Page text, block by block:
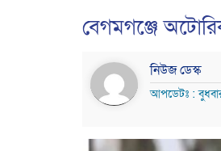
বেগমগঞ্জে
নিউজ ডেস্ক
আপডেটঃ :